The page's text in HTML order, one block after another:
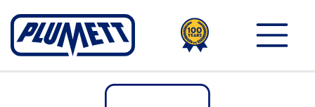
PLUMETT - PUSH THE
100TH